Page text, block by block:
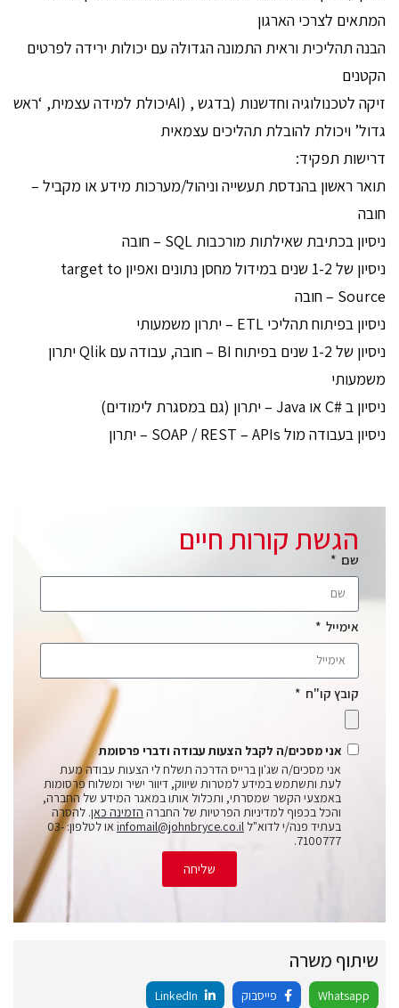
המתאים לצרכי הארגון
הבנה תהליכית וראית התמונה הגדולה עם יכולות ירידה לפרטים
הקטנים
זיקה לטכנולוגיה וחדשנות (בדגש , (AIיכולת למידה עצמית, ‘ראש
גדול’ ויכולת להובלת תהליכים עצמאית
דרישות תפקיד:
תואר ראשון בהנדסת תעשייה וניהול/מערכות מידע או מקביל –
חובה
ניסיון בכתיבת שאילתות מורכבות SQL – חובה
ניסיון של 1-2 שנים במידול מחסן נתונים ואפיון target to
Source – חובה
ניסיון בפיתוח תהליכי ETL – יתרון משמעותי
ניסיון של 1-2 שנים בפיתוח BI – חובה, עבודה עם Qlik יתרון
משמעותי
ניסיון ב #C או Java – יתרון (גם במסגרת לימודים)
ניסיון בעבודה מול SOAP / REST – APIs – יתרון
הגשת קורות חיים
שם
אימייל
קובץ קו"ח
אני מסכים/ה לקבל הצעות עבודה ודברי פרסומת
אני מסכים/ה שג'ון ברייס הדרכה תשלח לי הצעות עבודה מעת
לעת ותשתמש במידע למטרות שיווק, דיוור ישיר ומשלוח פרסומות
באמצעי הקשר שמסרתי, ותכלול אותו במאגר המידע של החברה,
והכל בכפוף למדיניות הפרטיות של החברה הזמינה כאן. להסרה
בעתיד פנה/י לדוא"ל infomail@johnbryce.co.il
או לטלפון: 03-
7100777.
שליחה
שיתוף משרה
Whatsapp פייסבוק